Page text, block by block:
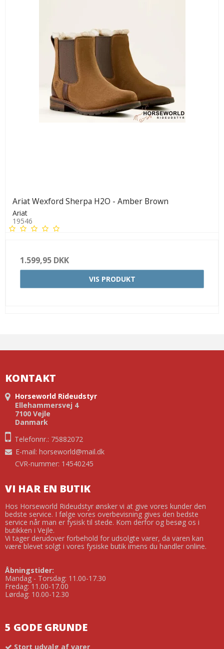
Ariat Wexford Sherpa H2O - Amber Brown
Ariat
19546
1.599,95 DKK
VIS PRODUKT
KONTAKT
Horseworld Rideudstyr
Ellehammersvej 4
7100 Vejle
Danmark
Telefonnr.: 75882072
E-mail: horseworld@mail.dk
CVR-nummer: 14540245
VI HAR EN BUTIK
Hos Horseworld Rideudstyr ønsker vi at give vores kunder den
bedste service. I følge vores overbevisning gives den bedste
service når man er fysisk til stede. Kom derfor og besøg os i
butikken i Vejle.
Vi tager derudover forbehold for udsolgte varer, da varen kan
være blevet solgt i vores fysiske butik imens du handler online.
Åbningstider:
Mandag - Torsdag: 11.00-17.30
Fredag: 11.00-17.00
Lørdag: 10.00-12.30
5 GODE GRUNDE
Stort udvalg af varer